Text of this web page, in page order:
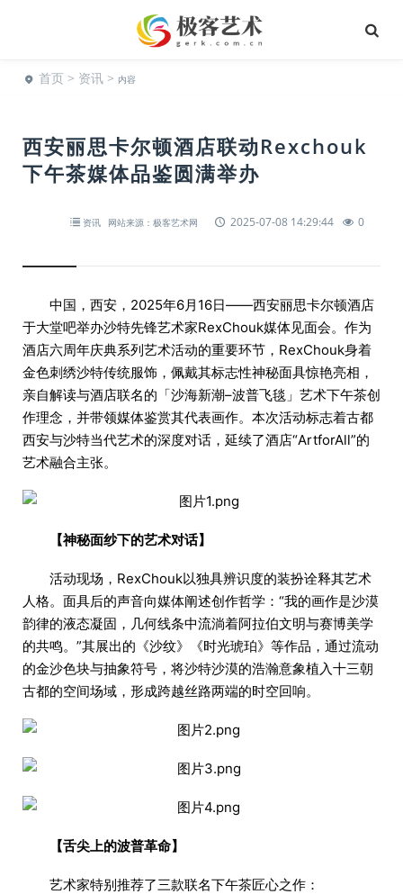
首页 > 资讯 > 内容
西安丽思卡尔顿酒店联动Rexchouk
下午茶媒体品鉴圆满举办
资讯 网站来源：极客艺术网 2025-07-08 14:29:44 0
中国，西安，2025年6月16日——西安丽思卡尔顿酒店
于大堂吧举办沙特先锋艺术家RexChouk媒体见面会。作为
酒店六周年庆典系列艺术活动的重要环节，RexChouk身着
金色刺绣沙特传统服饰，佩戴其标志性神秘面具惊艳亮相，
亲自解读与酒店联名的「沙海新潮–波普飞毯」艺术下午茶创
作理念，并带领媒体鉴赏其代表画作。本次活动标志着古都
西安与沙特当代艺术的深度对话，延续了酒店“ArtforAll”的
艺术融合主张。
【神秘面纱下的艺术对话】
活动现场，RexChouk以独具辨识度的装扮诠释其艺术
人格。面具后的声音向媒体阐述创作哲学：“我的画作是沙漠
韵律的液态凝固，几何线条中流淌着阿拉伯文明与赛博美学
的共鸣。”其展出的《沙纹》《时光琥珀》等作品，通过流动
的金沙色块与抽象符号，将沙特沙漠的浩瀚意象植入十三朝
古都的空间场域，形成跨越丝路两端的时空回响。
【舌尖上的波普革命】
艺术家特别推荐了三款联名下午茶匠心之作：